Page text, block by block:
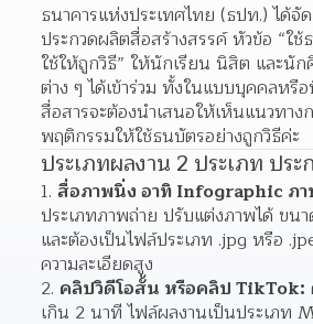
ธนาคารแห่งประเทศไทย (ธปท.) ได้จั
ประกวดผลิตสื่อสร้างสรรค์ หัวข้อ “ใ
ใช้ให้ถูกวิธี” ให้นักเรียน นิสิต และนั
ต่าง ๆ ได้เข้าร่วม ทั้งในแบบบุคคลหรื
สื่อสารจะต้องนำเสนอให้เห็นแนวทาง
พฤติกรรมให้ใช้ธนบัตรอย่างถูกวิธีค่ะ
ประเภทผลงาน 2 ประเภท ปร
1. สื่อภาพนิ่ง อาทิ Infographic ภ
ประเภทภาพถ่าย ปรับแต่งภาพได้ ขน
และต้องเป็นไฟล์ประเภท .jpg หรือ
ความละเอียดสูง
2. คลิปวิดีโอสั้น หรือคลิป TikTok:
เกิน 2 นาที ไฟล์ผลงานเป็นประเภท